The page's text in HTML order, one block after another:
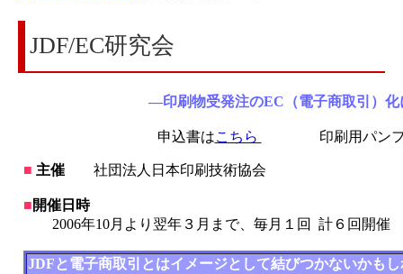
JDF/EC研究会
―印刷物受発注のEC（電子商取引）
申込書はこちら 印刷用パンフ
■ 主催 社団法人日本印刷技術協会
■開催日時
2006年10月より翌年３月まで、毎月１回 計６回開催
JDFと電子商取引とはイメージとして結びつかないかも